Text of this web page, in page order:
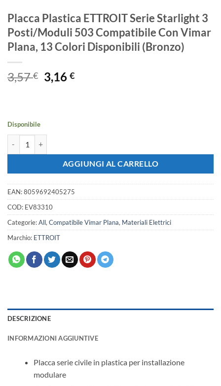
Placca Plastica ETTROIT Serie Starlight 3
Posti/Moduli 503 Compatibile Con Vimar
Plana, 13 Colori Disponibili (Bronzo)
3,57€ Il
prezzo
3,16€Il
Disponibile
AGGIUNGI AL CARRELLO
EAN:8059692405275
COD: EV83310
Categorie:All, Compatibile Vimar Plana, Materiali Elettrici
Marchio: ETTROIT
DESCRIZIONE
INFORMAZIONI AGGIUNTIVE
Placca serie civile in plastica per installazione
modulare